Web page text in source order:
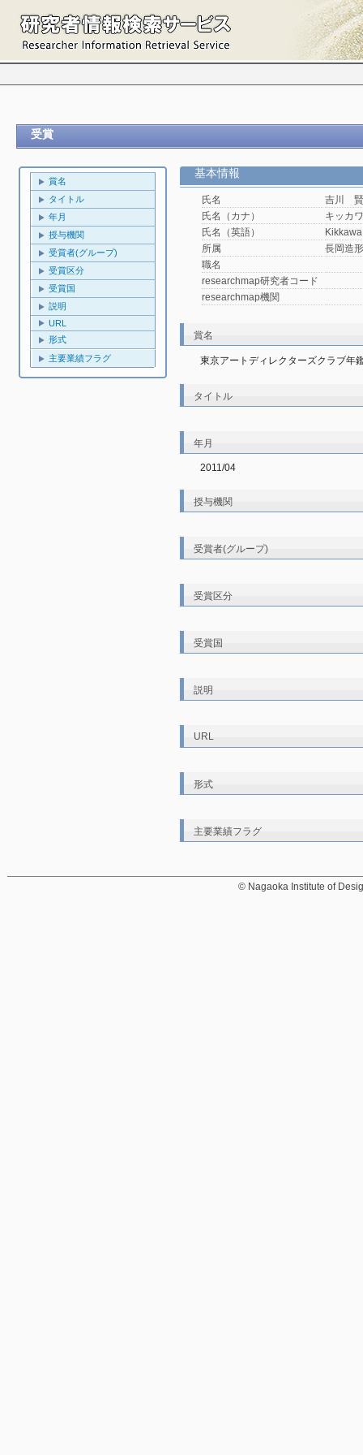
受賞
賞名
タイトル
年月
授与機関
受賞者(グループ)
受賞区分
受賞国
説明
URL
形式
主要業績フラグ
基本情報
氏名
吉川
氏名（カナ）
キッカ
氏名（英語）
所属
長岡造
職名
researchmap研究者コード
researchmap機関
賞名
東京アートディレクターズクラブ年
タイトル
年月
2011/04
授与機関
受賞者(グループ)
受賞区分
受賞国
説明
URL
形式
主要業績フラグ